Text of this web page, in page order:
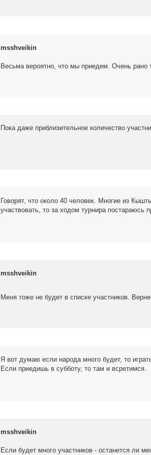
msshveikin
Весьма вероятно, что мы приедем. Очень рано
Пока даже приблизительное количество
Говорят, что около 40 человек. Многие из
участвовать, то за ходом турнира постараюсь
msshveikin
Меня тоже не будет в списке участников.
Я вот думаю если народа много будет, то
Если приедишь в субботу, то там и всретимся.
msshveikin
Если будет много участников - останется ли